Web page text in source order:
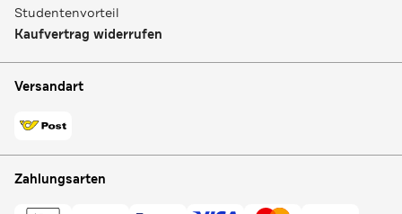
Studentenvorteil
Kaufvertrag widerrufen
Versandart
Zahlungsarten